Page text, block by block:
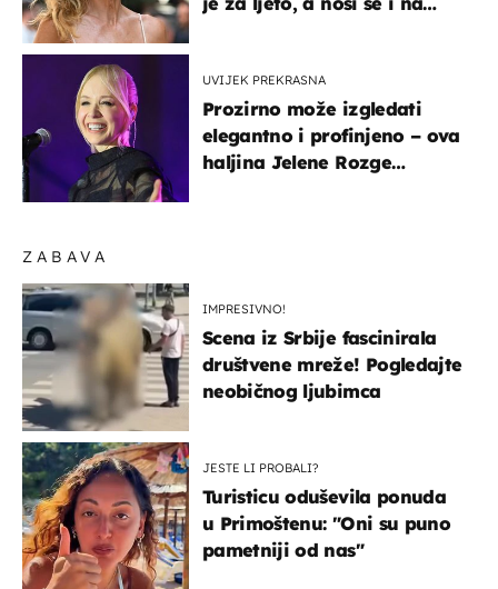
ZABAVA
IMPRESIVNO!
Scena iz Srbije fascinirala
društvene mreže! Pogledajte
neobičnog ljubimca
JESTE LI PROBALI?
Turisticu oduševila ponuda
u Primoštenu: "Oni su puno
pametniji od nas"
UVIJEK PREKRASNA
Prozirno može izgledati
elegantno i profinjeno – ova
haljina Jelene Rozge